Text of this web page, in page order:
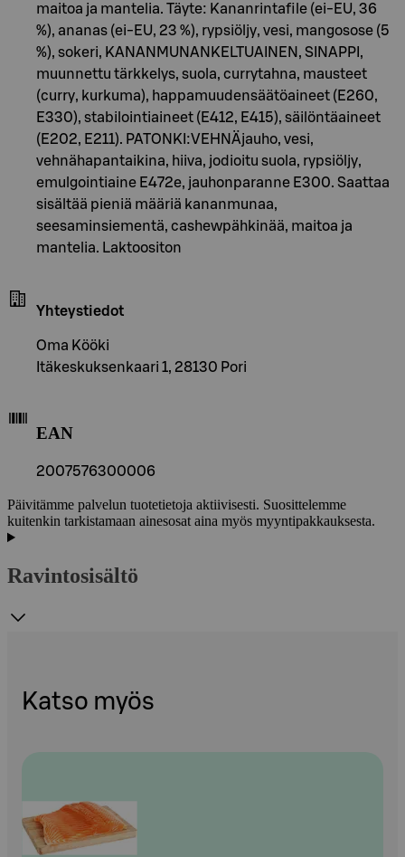
maitoa ja mantelia. Täyte: Kananrintafile (ei-EU, 36
%), ananas (ei-EU, 23 %), rypsiöljy, vesi, mangosose (5
%), sokeri, KANANMUNANKELTUAINEN, SINAPPI,
muunnettu tärkkelys, suola, currytahna, mausteet
(curry, kurkuma), happamuudensäätöaineet (E260,
E330), stabilointiaineet (E412, E415), säilöntäaineet
(E202, E211). PATONKI:VEHNÄjauho, vesi,
vehnähapantaikina, hiiva, jodioitu suola, rypsiöljy,
emulgointiaine E472e, jauhonparanne E300. Saattaa
sisältää pieniä määriä kananmunaa,
seesaminsiementä, cashewpähkinää, maitoa ja
mantelia. Laktoositon
Yhteystiedot
Oma Kööki
Itäkeskuksenkaari 1, 28130 Pori
EAN
2007576300006
Päivitämme palvelun tuotetietoja aktiivisesti. Suosittelemme
kuitenkin tarkistamaan ainesosat aina myös myyntipakkauksesta.
Ravintosisältö
Katso myös